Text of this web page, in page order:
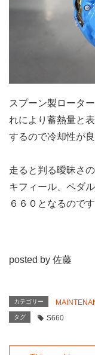
スプーン製ロータ
れにより蓄熱量と
するので冷却性が
走ると判る曖昧さ
キフィール、ペダ
６６０となるのです
posted by 佐藤
カテゴリー
タグ S660